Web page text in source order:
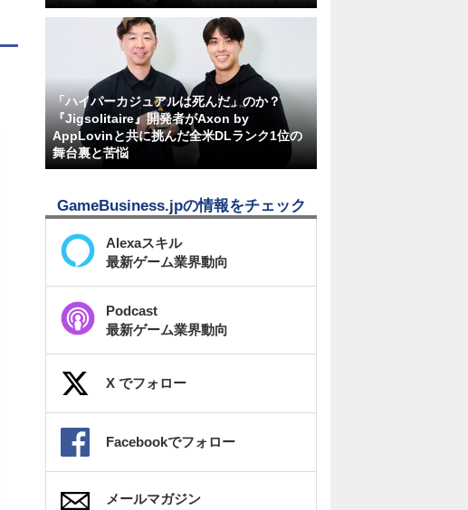
「ハイパーカジュアルは死んだ」のか？
『Jigsolitaire』開発者がAxon by
AppLovinと共に挑んだ全米DLランク1位の
舞台裏と苦悩
GameBusiness.jpの情報をチェック
Alexaスキル
最新ゲーム業界動向
Podcast
最新ゲーム業界動向
X でフォロー
Facebookでフォロー
メールマガジン